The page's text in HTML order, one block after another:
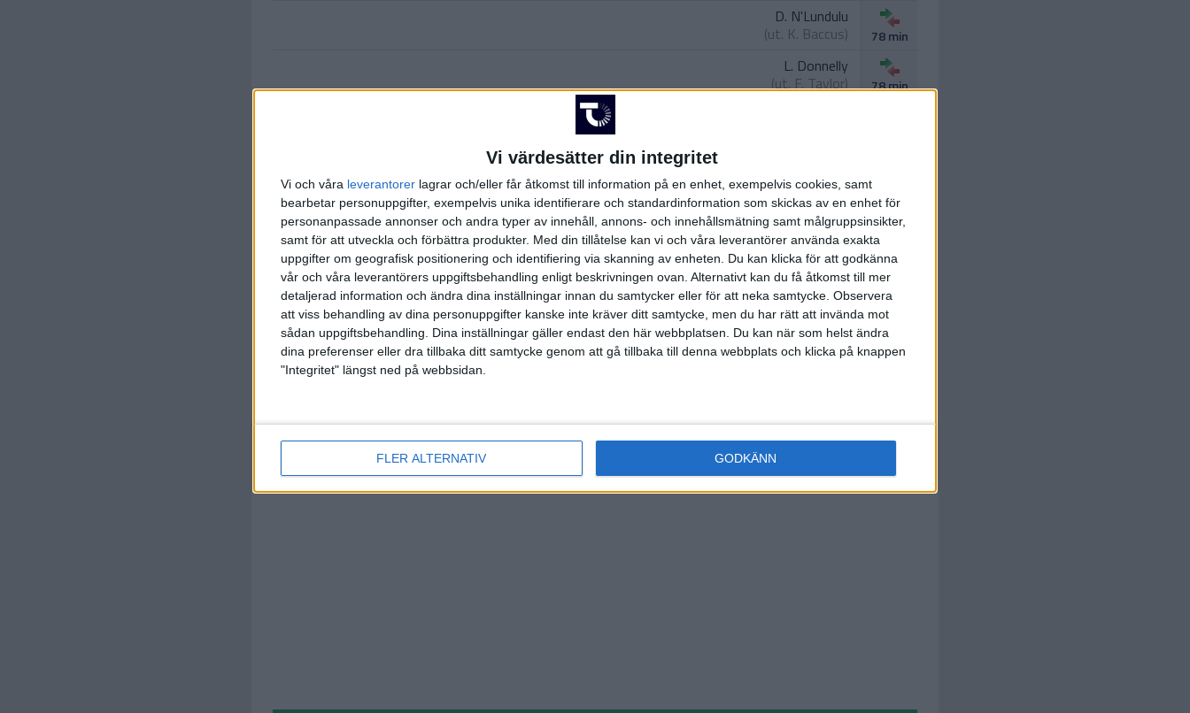
Vi värdesätter din integritet
Vi och våra leverantorer lagrar och/eller får åtkomst till information på en enhet, exempelvis cookies, samt
bearbetar personuppgifter, exempelvis unika identifierare och standardinformation som skickas av en enhet för
personanpassade annonser och andra typer av innehåll, annons- och innehållsmätning samt målgruppsinsikter,
samt för att utveckla och förbättra produkter. Med din tillåtelse kan vi och våra leverantörer använda exakta
uppgifter om geografisk positionering och identifiering via skanning av enheten. Du kan klicka för att godkänna
vår och våra leverantörers uppgiftsbehandling enligt beskrivningen ovan. Alternativt kan du få åtkomst till mer
detaljerad information och ändra dina inställningar innan du samtycker eller för att neka samtycke. Observera
att viss behandling av dina personuppgifter kanske inte kräver ditt samtycke, men du har rätt att invända mot
sådan uppgiftsbehandling. Dina inställningar gäller endast den här webbplatsen. Du kan när som helst ändra
dina preferenser eller dra tillbaka ditt samtycke genom att gå tillbaka till denna webbplats och klicka på knappen
"Integritet" längst ned på webbsidan.
FLER ALTERNATIV GODKÄNN
D. N'Lundulu
(ut. K. Baccus) 78 min
L. Donnelly
(ut.F. Taylor) 78 min
(ass.M. Freckleton ) 82 min
85 min
M. Lazetic
(ass.S. Armstrong)
89 min
S. Nilsen
(ut.S. Armstrong)
89 min
G. Molloy
(ut.T. Keskinen )